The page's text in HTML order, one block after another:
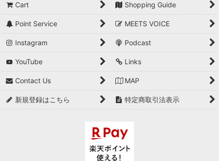
Cart Shopping Guide
Point Service MEETS VOICE
Instagram Podcast
YouTube Links
Contact Us MAP
新規登録はこちら 特定商取引法表示